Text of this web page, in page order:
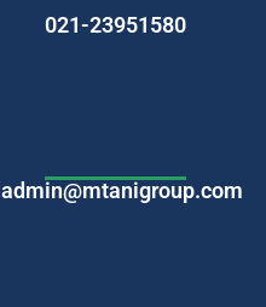
021-23951580
admin@mtanigroup.com